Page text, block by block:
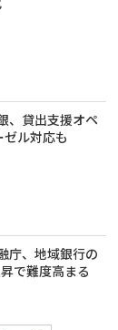
、貸出支援オペ
ル対応も
、地域銀行の
で難度高まる